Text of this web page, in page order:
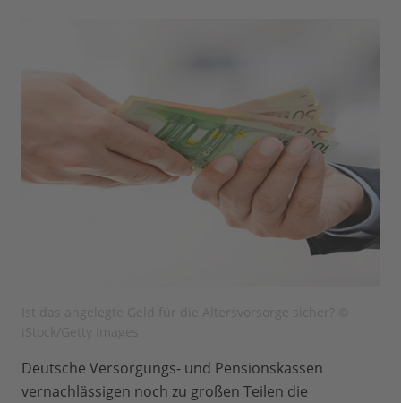
Deutsche Versorgungs- und Pensionskassen
vernachlässigen noch zu großen Teilen die